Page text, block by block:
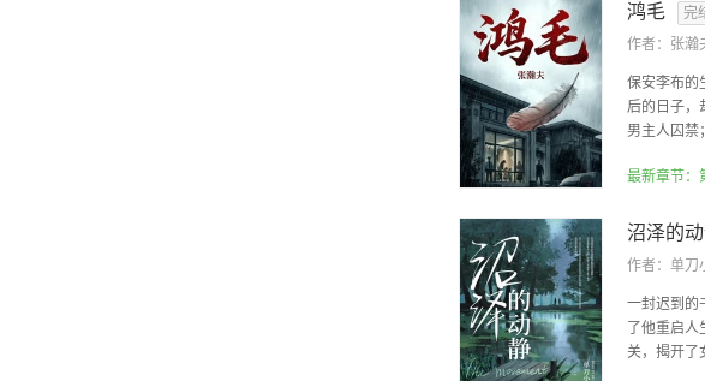
鸿毛
完
作者： 张瀚
保安李布的
后的日子，
男主人囚禁
最新章节：
沼泽的
作者： 单刀
一封迟到的
了他重启
关，揭开了